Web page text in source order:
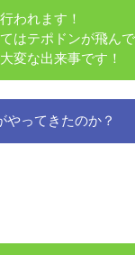
われます！
はテポドンが飛ん
変な出来事です！
やってきたのか？